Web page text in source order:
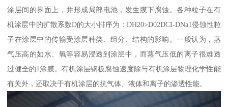
涂层间的界面上，并形成局部电池，发生膜下腐蚀。各种粒子在有
机涂层中的扩散系数D的大小排序为：DH20>D02DCI-DNa1侵蚀性粒
子在涂层中的传输受涂层种类、组分、结构的影响。一般认为，蒸
气压高的如水、氧等容易浸透到涂层中，而蒸气压低的离子很难透
过健全的1涂膜。有机涂层钢板腐蚀速度除与有机涂层物理化学性能
有关外，还取决于有机涂层的抗气体、液体和离子的渗透性能。